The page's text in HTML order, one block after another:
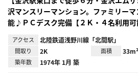
沢マンスリーマンション。ファミリー
能♪ＰＣデスク完備【２Ｋ・４名利用
アクセス 北陸鉄道浅野川線「北間駅」
間取り 2K 面積 33m²
築年数 1974年 1月 築